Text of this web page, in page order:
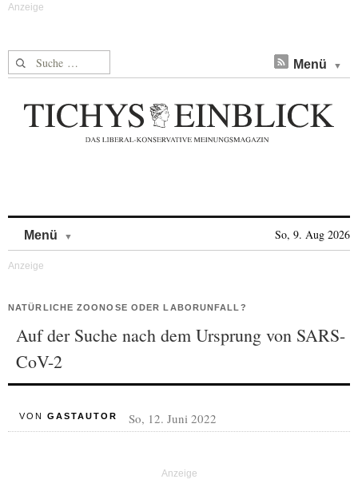
Suche nach: Menü
Menü So, 9. Aug 2026
NATÜRLICHE ZOONOSE ODER LABORUNFALL?
Auf der Suche nach dem Ursprung von SARS-
CoV-2
VON GASTAUTOR So, 12. Juni 2022